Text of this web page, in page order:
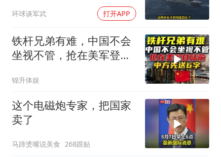
环球谈军武 打开APP
铁杆兄弟有难，中国不会
坐视不管，抢在美军登陆
锦升体娱
这个电磁炮专家，把国家
卖了
马蹄烫嘴说美食 268跟贴